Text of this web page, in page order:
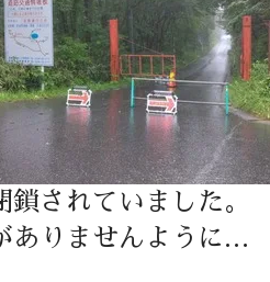
鎖されていました。
ありませんように…